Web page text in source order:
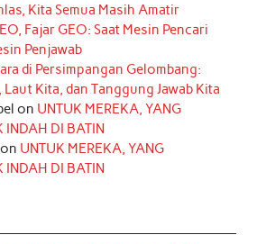
e
r
e
s
t
e
d
I
n
t
r
u
e
Kita Semua Masih Amatir
Fajar GEO: Saat Mesin Pencari
Penjawab
di Persimpangan Gelombang:
Kita, dan Tanggung Jawab Kita
on UNTUK MEREKA, YANG
INDAH DI BATIN
on UNTUK MEREKA, YANG
INDAH DI BATIN